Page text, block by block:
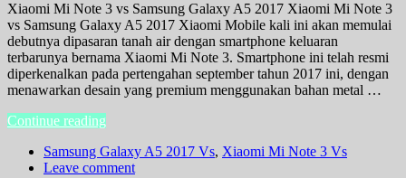
Xiaomi Mi Note 3 vs Samsung Galaxy A5 2017 Xiaomi Mi Note 3
vs Samsung Galaxy A5 2017 Xiaomi Mobile kali ini akan memulai
debutnya dipasaran tanah air dengan smartphone keluaran
terbarunya bernama Xiaomi Mi Note 3. Smartphone ini telah resmi
diperkenalkan pada pertengahan september tahun 2017 ini, dengan
menawarkan desain yang premium menggunakan bahan metal …
Continue reading
Samsung Galaxy A5 2017 Vs, Xiaomi Mi Note 3 Vs
Leave comment